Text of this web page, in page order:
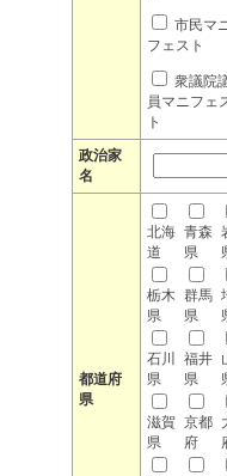
市民マ
フェスト
衆議院
員マニフェ
ト
政治家
名
都道府
県
北海
道
青森
県
栃木
県
群馬
県
石川
県
福井
県
滋賀
県
京都
府